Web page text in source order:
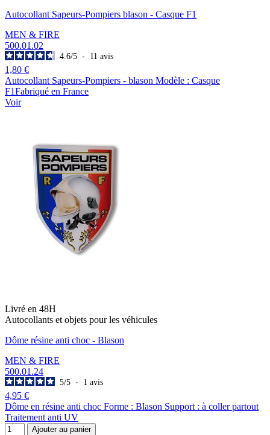
Autocollant Sapeurs-Pompiers blason - Casque F1
MEN & FIRE
500.01.02
4.6/5 - 11 avis
1,80 €
Autocollant Sapeurs-Pompiers - blason Modèle : Casque
F1Fabriqué en France
Voir
Livré en 48H
Autocollants et objets pour les véhicules
Dôme résine anti choc - Blason
MEN & FIRE
500.01.24
5/5 - 1 avis
4,95 €
Dôme en résine anti choc Forme : Blason Support : à coller partout
Traitement anti UV
Ajouter au panier